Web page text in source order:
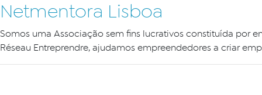
Netmentora Lisboa
Somos uma Associação sem fins lucrativos constituída por
Réseau Entreprendre, ajudamos empreendedores a criar